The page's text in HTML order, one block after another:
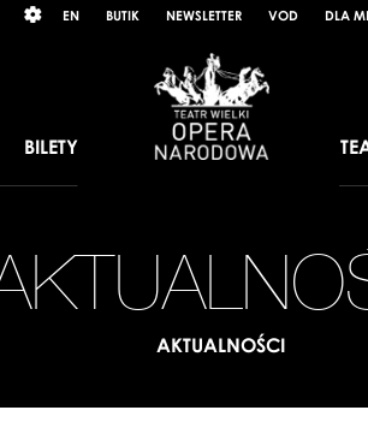
język
EN BUTIK NEWSLETTER VOD DLA
BILETY
AKTUALNOŚCI